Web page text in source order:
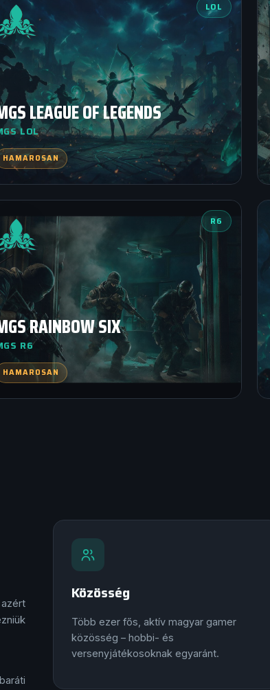
LOL
LEAGUE OF LEGENDS
LOL
HAMAROSAN
R6
RAINBOW SIX
R6
HAMAROSAN
Közösség
Több ezer fős, aktív magyar gamer
közösség – hobbi- és
versenyjátékosoknak egyaránt.